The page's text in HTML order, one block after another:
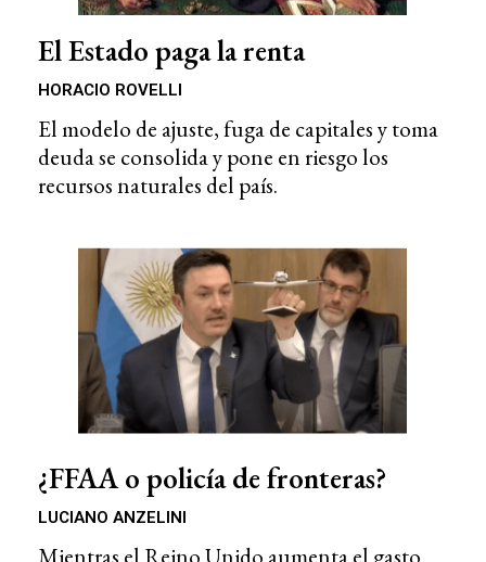
El Estado paga la renta
HORACIO ROVELLI
El modelo de ajuste, fuga de capitales y toma
deuda se consolida y pone en riesgo los
recursos naturales del país.
¿FFAA o policía de fronteras?
LUCIANO ANZELINI
Mientras el Reino Unido aumenta el gasto